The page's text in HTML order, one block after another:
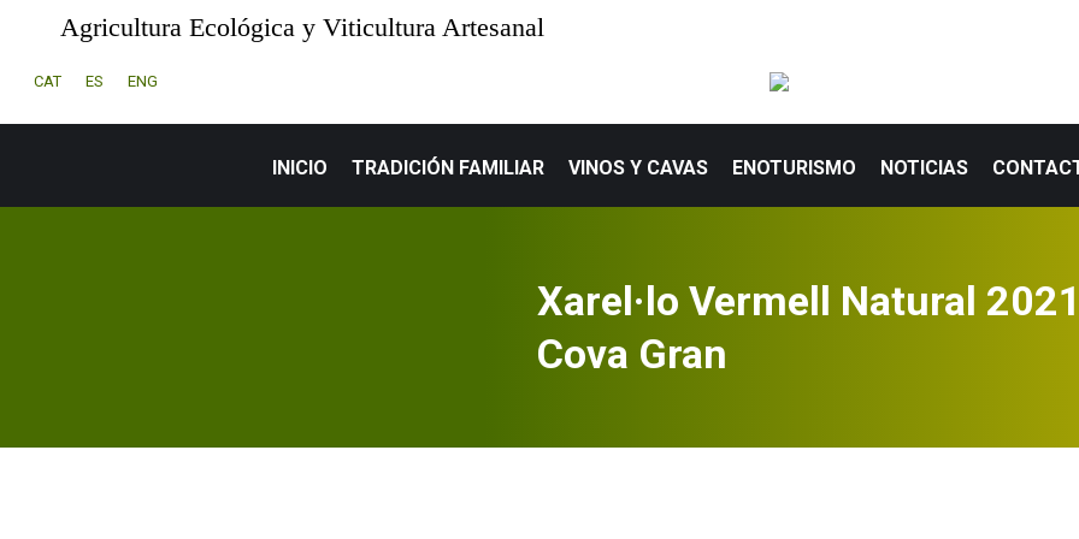
Agricultura Ecológica y Viticultura Artesanal
CAT ES ENG
INICIO TRADICIÓN FAMILIAR VINOS Y CAVAS ENOTURISMO NOTICIAS
Xarel·lo Vermell Natural 2021
Cova Gran